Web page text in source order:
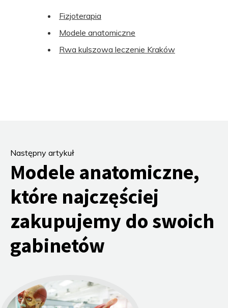
Fizjoterapia
Modele anatomiczne
Rwa kulszowa leczenie Kraków
Następny artykuł
Modele anatomiczne,
które najczęściej
zakupujemy do swoich
gabinetów